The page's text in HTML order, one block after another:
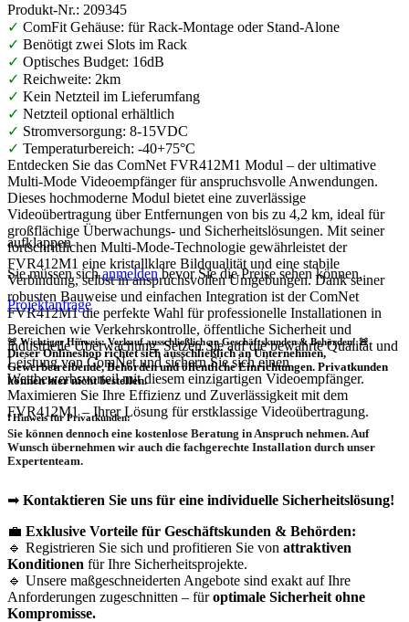
Produkt-Nr.: 209345
✓ ComFit Gehäuse: für Rack-Montage oder Stand-Alone
✓ Benötigt zwei Slots im Rack
✓ Optisches Budget: 16dB
✓ Reichweite: 2km
✓ Kein Netzteil im Lieferumfang
✓ Netzteil optional erhältlich
✓ Stromversorgung: 8-15VDC
✓ Temperaturbereich: -40+75°C
Entdecken Sie das ComNet FVR412M1 Modul – der ultimative
Multi-Mode Videoempfänger für anspruchsvolle Anwendungen.
Dieses hochmoderne Modul bietet eine zuverlässige
Videoübertragung über Entfernungen von bis zu 4,2 km, ideal für
großflächige Überwachungs- und Sicherheitslösungen. Mit seiner
fortschrittlichen Multi-Mode-Technologie gewährleistet der
FVR412M1 eine kristallklare Bildqualität und eine stabile
Verbindung, selbst in anspruchsvollen Umgebungen. Dank seiner
robusten Bauweise und einfachen Integration ist der ComNet
FVR412M1 die perfekte Wahl für professionelle Installationen in
Bereichen wie Verkehrskontrolle, öffentliche Sicherheit und
industrielle Überwachung. Setzen Sie auf die bewährte Qualität und
Leistung von ComNet und sichern Sie sich einen
Wettbewerbsvorteil mit diesem einzigartigen Videoempfänger.
Maximieren Sie Ihre Effizienz und Zuverlässigkeit mit dem
FVR412M1 – Ihrer Lösung für erstklassige Videoübertragung.
aufklappen
Sie müssen sichanmeldenbevor Sie die Preise sehen können.
Projektanfrage
🚨 Wichtiger Hinweis: Verkauf ausschließlich an Geschäftskunden & Behörden! 🚨
Dieser Onlineshop richtet sich ausschließlichan Unternehmen,
Gewerbetreibende, Behörden und öffentliche Einrichtungen. Privatkunden
können hier nicht bestellen.
❗Hinweis für Privatkunden:
Sie können dennoch eine kostenlose Beratung in Anspruch nehmen. Auf
Wunsch übernehmen wir auch die fachgerechte Installation durch unser
Expertenteam.
➡ Kontaktieren Sie uns für eine individuelle Sicherheitslösung!
💼 Exklusive Vorteile für Geschäftskunden & Behörden:
🔹 Registrieren Sie sich und profitieren Sie von attraktiven
Konditionen für Ihre Sicherheitsprojekte.
🔹 Unsere maßgeschneiderten Angebote sind exakt auf Ihre
Anforderungen zugeschnitten – füroptimale Sicherheit ohne
Kompromisse.